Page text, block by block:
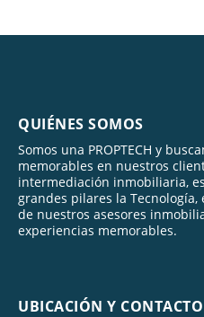
QUIÉNES SOMOS
Somos una PROPTECH y
memorables en nuestros
intermediación inmobiliaria,
grandes pilares la
de nuestros asesores
experiencias memorables.
UBICACIÓN Y CONTACTO